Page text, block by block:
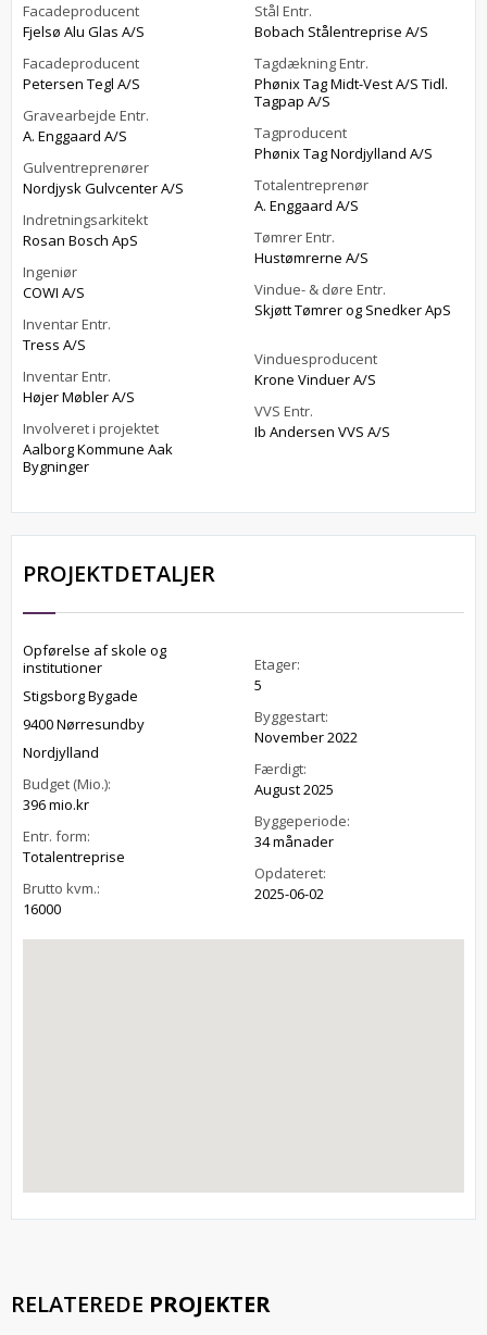
Facadeproducent
Fjelsø Alu Glas A/S
Facadeproducent
Petersen Tegl A/S
Gravearbejde Entr.
A. Enggaard A/S
Gulventreprenører
Nordjysk Gulvcenter A/S
Indretningsarkitekt
Rosan Bosch ApS
Ingeniør
COWI A/S
Inventar Entr.
Tress A/S
Inventar Entr.
Højer Møbler A/S
Involveret i projektet
Aalborg Kommune Aak
Bygninger
Stål Entr.
Bobach Stålentreprise A/S
Tagdækning Entr.
Phønix Tag Midt-Vest A/S Tidl.
Tagpap A/S
Tagproducent
Phønix Tag Nordjylland A/S
Totalentreprenør
A. Enggaard A/S
Tømrer Entr.
Hustømrerne A/S
Vindue- & døre Entr.
Skjøtt Tømrer og Snedker ApS
Vinduesproducent
Krone Vinduer A/S
VVS Entr.
Ib Andersen VVS A/S
PROJEKTDETALJER
Opførelse af skole og
institutioner
Stigsborg Bygade
9400 Nørresundby
Nordjylland
Budget (Mio.):
396 mio.kr
Entr. form:
Totalentreprise
Brutto kvm.:
16000
Etager:
5
Byggestart:
November 2022
Færdigt:
August 2025
Byggeperiode:
34 månader
Opdateret:
2025-06-02
RELATEREDE PROJEKTER